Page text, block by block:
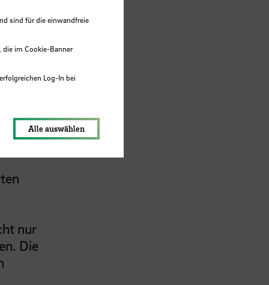
nur
Die
sind für die einwandfreie
die im Cookie-Banner
Log-In bei
Alle auswählen